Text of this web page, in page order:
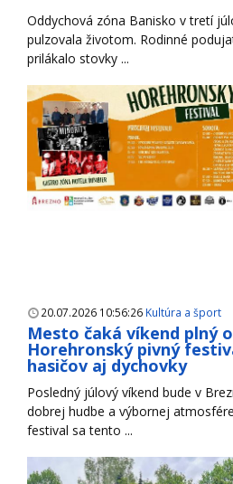
Oddychová zóna Banisko v tretí
pulzovala životom. Rodinné
prilákalo stovky ...
20.07.2026 10:56:26 Kultúra a šport
Mesto čaká víkend plný
Horehronský pivný
hasičov aj dychovky
Posledný júlový víkend bude v
dobrej hudbe a výbornej
festival sa tento ...